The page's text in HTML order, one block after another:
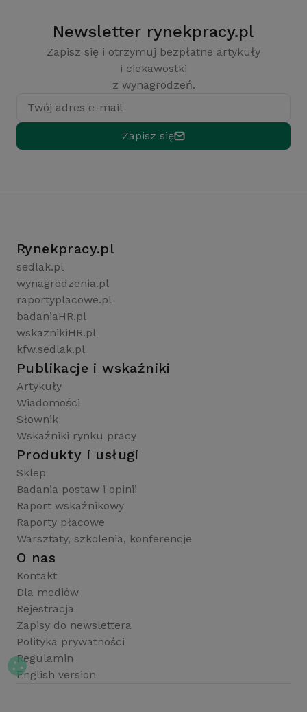
Newsletter rynekpracy.pl
Zapisz się i otrzymuj bezpłatne artykuły
i ciekawostki
z wynagrodzeń.
Twój adres e-mail
Zapisz się
Rynekpracy.pl
sedlak.pl
wynagrodzenia.pl
raportyplacowe.pl
badaniaHR.pl
wskaznikiHR.pl
kfw.sedlak.pl
Publikacje i wskaźniki
Artykuły
Wiadomości
Słownik
Wskaźniki rynku pracy
Produkty i usługi
Sklep
Badania postaw i opinii
Raport wskaźnikowy
Raporty płacowe
Warsztaty, szkolenia, konferencje
O nas
Kontakt
Dla mediów
Rejestracja
Zapisy do newslettera
Polityka prywatności
Regulamin
English version